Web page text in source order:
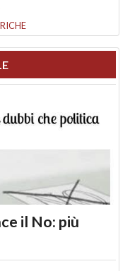
il No: più